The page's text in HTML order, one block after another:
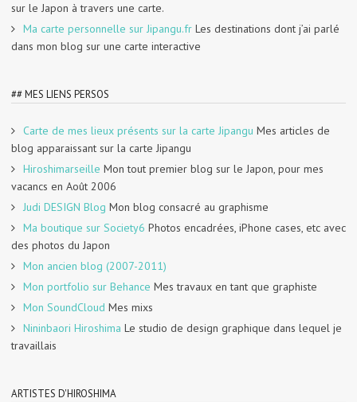
sur le Japon à travers une carte.
Ma carte personnelle sur Jipangu.fr Les destinations dont j’ai parlé
dans mon blog sur une carte interactive
## MES LIENS PERSOS
Carte de mes lieux présents sur la carte Jipangu Mes articles de
blog apparaissant sur la carte Jipangu
Hiroshimarseille Mon tout premier blog sur le Japon, pour mes
vacancs en Août 2006
Judi DESIGN Blog Mon blog consacré au graphisme
Ma boutique sur Society6 Photos encadrées, iPhone cases, etc avec
des photos du Japon
Mon ancien blog (2007-2011)
Mon portfolio sur Behance Mes travaux en tant que graphiste
Mon SoundCloud Mes mixs
Nininbaori Hiroshima Le studio de design graphique dans lequel je
travaillais
ARTISTES D'HIROSHIMA